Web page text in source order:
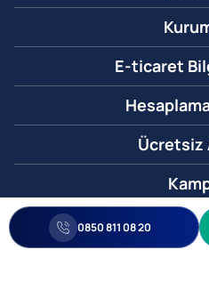
E-ticaret
Ücretsiz
0850 811 08 20
0850 811 08 20